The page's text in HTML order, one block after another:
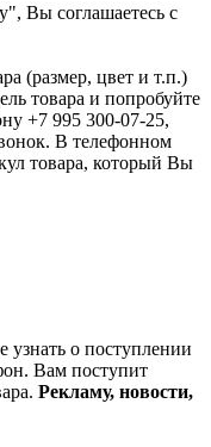
Вы соглашаетесь с
(размер, цвет и т.п.)
товара и попробуйте
+7 995 300-07-25,
В телефонном
товара, который Вы
узнать о поступлении
Вам поступит
Рекламу, новости,